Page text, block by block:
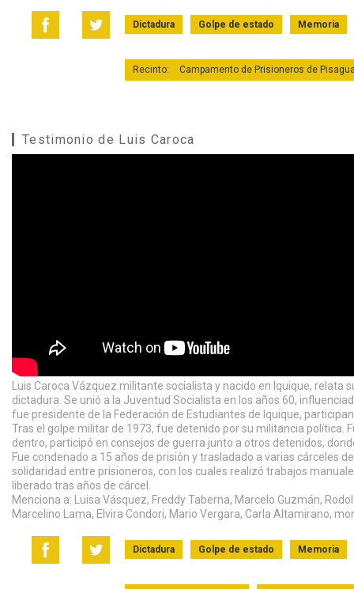
Dictadura Golpe de estado Memoria
Recinto: Campamento de Prisioneros de
Testimonio de Luis Caroca
Luis Caroca Vázquez militante socialista y nacido en Iquique,
dictadura. Se unió a la Juventud Socialista en los años 60,
fue presidente de la Federación de Estudiantes de Iquique,
Tras el golpe militar de 1973, fue detenido por su militancia
dentro, participó en consejos de guerra junto a otros detenidos,
Fue condenado a 15 años de prisión y trasladado a varias cárceles
solidaridad entre prisioneros, con los cuales realizó trabajos
liberado tras años de cárcel.
Menciona a: Luisa Vásquez, Freddy Taberna, Marcelo Guzmán,
Marcelino Lama, Elvira Condori, Mario Vergara, Carla Altamirano,
Dictadura Golpe de estado Memoria